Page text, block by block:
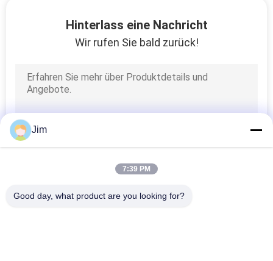
Hinterlass eine Nachricht
Wir rufen Sie bald zurück!
Jim
7:39 PM
Good day, what product are you looking for?